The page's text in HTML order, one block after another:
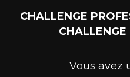
CHALLENGE
CHALLENGE
Vous avez